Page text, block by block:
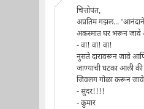
चित्तोपंत,
अप्रतिम गझल...
अकस्मात घर भरून जावे
- वा! वा! वा!
नुसते दारावरून जावे
जाण्याची घटका आली
जिवलग गोळा करून
- सुंदर!!!!
- कुमार